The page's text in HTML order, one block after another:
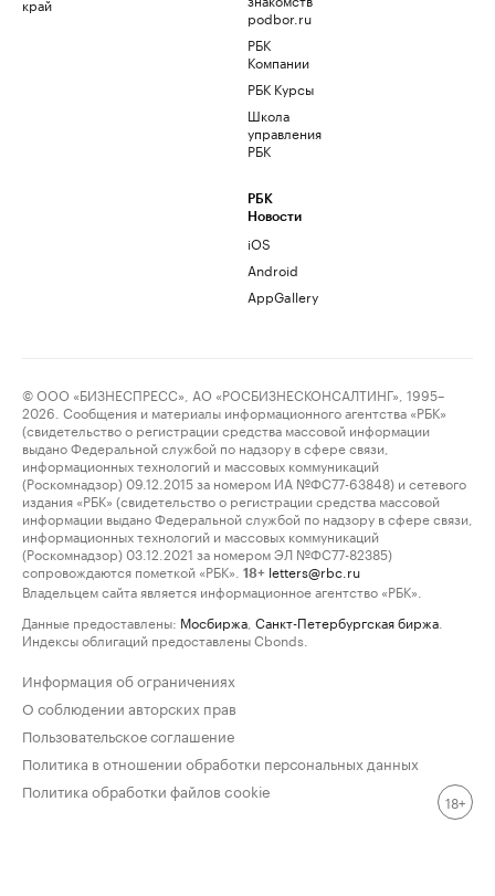
podbor.ru
РБК
Компании
РБК Курсы
Школа
управления
РБК
РБК
Новости
iOS
Android
AppGallery
© ООО «БИЗНЕСПРЕСС», АО «РОСБИЗНЕСКОНСАЛТИНГ», 1995–
2026. Сообщения и материалы информационного агентства «РБК»
(свидетельство о регистрации средства массовой информации
выдано Федеральной службой по надзору в сфере связи,
информационных технологий и массовых коммуникаций
(Роскомнадзор) 09.12.2015 за номером ИА №ФС77-63848) и сетевого
издания «РБК» (свидетельство о регистрации средства массовой
информации выдано Федеральной службой по надзору в сфере связи,
информационных технологий и массовых коммуникаций
(Роскомнадзор) 03.12.2021 за номером ЭЛ №ФС77-82385)
сопровождаются пометкой «РБК».
18+ letters@rbc.ru
Владельцем сайта является информационное агентство «РБК».
Данные предоставлены: Мосбиржа Санкт-Петербургская биржа
Индексы облигаций предоставлены Cbonds.
Информация об ограничениях
О соблюдении авторских прав
Пользовательское соглашение
Политика в отношении обработки персональных данных
Политика обработки файлов cookie
18+